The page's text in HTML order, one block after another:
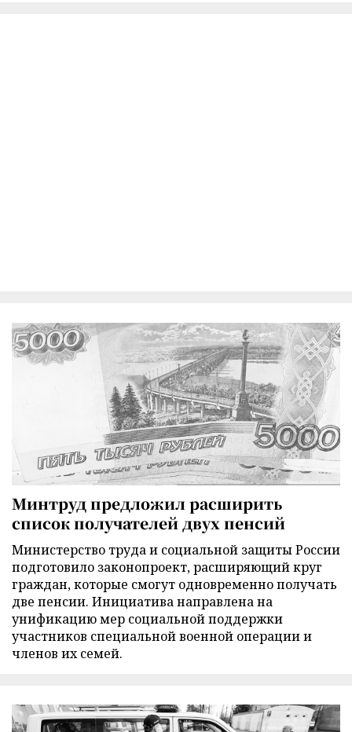
Минтруд предложил расширить
список получателей двух пенсий
Министерство труда и социальной защиты России
подготовило законопроект, расширяющий круг
граждан, которые смогут одновременно получать
две пенсии. Инициатива направлена на
унификацию мер социальной поддержки
участников специальной военной операции и
членов их семей.